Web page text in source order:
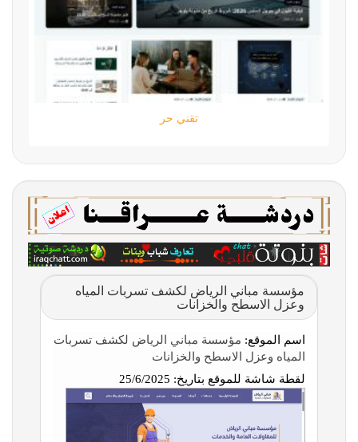
تقني حر
مؤسسة مباني الرياض لكشف تسربات المياه
وعزل الاسطح والخزانات
اسم الموقع: مؤسسة مباني الرياض لكشف تسربات
المياه وعزل الاسطح والخزانات
لقطة شاشة للموقع بتاريخ: